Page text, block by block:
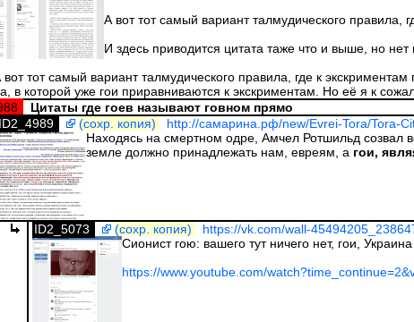
А вот тот самый вариант талмудического правила,
И здесь приводится цитата таже что и выше, но
тот самый вариант талмудического правила, где к
в которой уже гои приравниваются к экскриментам. Но её я к
Цитаты где гоев называют говном прямо
ID2_4989
(сохр. копия)
http://самарина.рф/new/Evrei-Tora/Tora-
Находясь на смертном одре, Амчел Ротшильд созвал
земле должно принадлежать нам, евреям, а гои,
ID2_5073 (сохр. копия)
https://vk.com/wall-
Сионист гою: вашего тут ничего нет, гои,
https://www.youtube.com/